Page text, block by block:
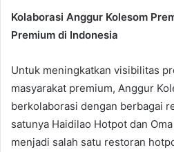
Kolaborasi Anggur Kolesom
Premium di Indonesia
Untuk meningkatkan visibilitas
masyarakat premium, Anggur
berkolaborasi dengan berbagai
satunya Haidilao Hotpot dan
menjadi salah satu restoran